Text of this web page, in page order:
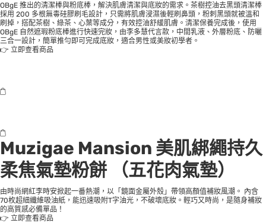
OBgE 推出的清潔棒與粉底棒，解決肌膚清潔與底妝的需求。茶樹控油去黑頭清潔棒
採用 200 多根無毒硅膠刷毛設計，只需將肌膚浸濕後輕刷鼻頭，粉刺黑頭就被溫和
刷掉，搭配茶樹、綠茶、心葉等成分，有效控油舒緩肌膚。清潔保養完成後，使用
OBgE 自然遮瑕粉底棒進行快速完妝，由李多慧代言款，中間乳液、外層粉底、防曬
三合一設計，簡單推勻即可完成底妝，適合男性或美妝初學者。
👉 立即查看商品
Muzigae Mansion 美肌綁繩持久
柔焦氣墊粉餅 （五花肉氣墊）
由時尚網紅李時安掀起一番熱潮，以「鏡面金屬外殼」帶領高顏值補妝風潮。 內含
70枚超細纖維吸油紙，能迅速吸附T字油光，不破壞底妝。輕巧又時尚，是隨身補妝
的高質感必備單品！
👉 立即查看商品